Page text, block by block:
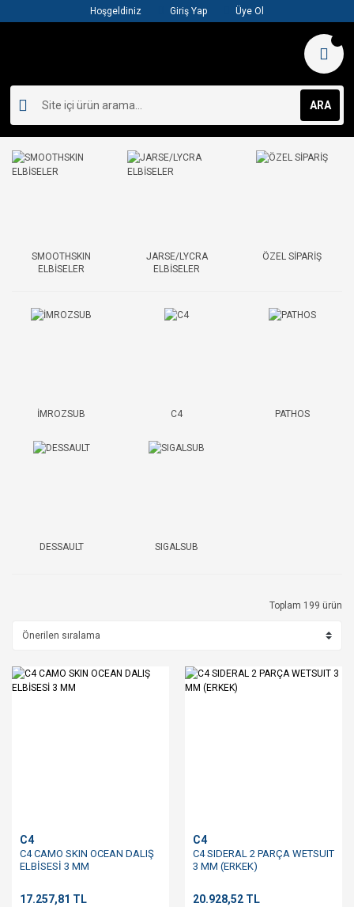
Hoşgeldiniz Giriş Yap Üye Ol
ARA
SMOOTHSKIN
ELBİSELER
JARSE/LYCRA
ELBİSELER
ÖZEL SİPARİŞ
İMROZSUB C4 PATHOS
DESSAULT SIGALSUB
Toplam 199 ürün
C4
C4 CAMO SKIN OCEAN DALIŞ
ELBİSESİ 3 MM
17.257,81 TL
C4
C4 SIDERAL 2 PARÇA WETSUIT
3 MM (ERKEK)
20.928,52 TL